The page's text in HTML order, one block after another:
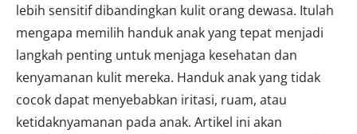
lebih sensitif dibandingkan kulit orang dewasa. Itulah
mengapa memilih handuk anak yang tepat menjadi
langkah penting untuk menjaga kesehatan dan
kenyamanan kulit mereka. Handuk anak yang tidak
cocok dapat menyebabkan iritasi, ruam, atau
ketidaknyamanan pada anak. Artikel ini akan